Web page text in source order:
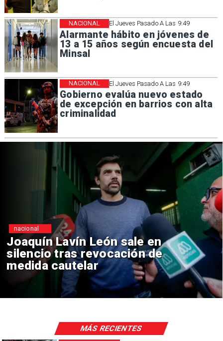
El Jueves Pasado A Las 9:49
Alarmante hábito en jóvenes de
13 a 15 años según encuesta del
Minsal
NACIONAL
El Jueves Pasado A Las 9:49
Gobierno evalúa nuevo estado
de excepción en barrios con alta
criminalidad
NACIONAL
Chile y Venezuela formalizan
reinicio de relaciones
consulares
nacional
MÁS RECIENTES